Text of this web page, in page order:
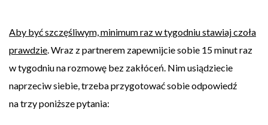
Aby być szczęśliwym, minimum raz w tygodniu stawiaj czoła
prawdzie. Wraz z partnerem zapewnijcie sobie 15 minut raz
w tygodniu na rozmowę bez zakłóceń. Nim usiądziecie
naprzeciw siebie, trzeba przygotować sobie odpowiedź
na trzy poniższe pytania: